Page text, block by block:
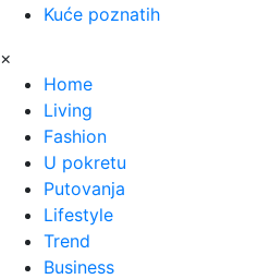
Kuće poznatih
×
Home
Living
Fashion
U pokretu
Putovanja
Lifestyle
Trend
Business